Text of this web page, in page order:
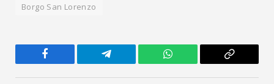
Borgo San Lorenzo
Facebook Telegram WhatsApp
Copy